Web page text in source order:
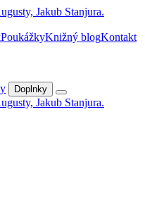
PoukážkyKnižný blogKontakt
Doplnky